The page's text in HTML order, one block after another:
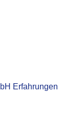
Erfahrungen